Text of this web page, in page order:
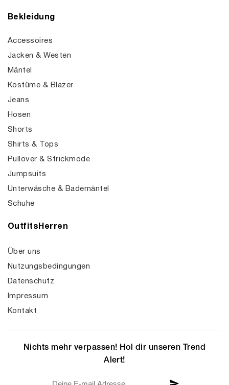
Bekleidung
Accessoires
Jacken & Westen
Mäntel
Kostüme & Blazer
Jeans
Hosen
Shorts
Shirts & Tops
Pullover & Strickmode
Jumpsuits
Unterwäsche & Bademäntel
Schuhe
OutfitsHerren
Über uns
Nutzungsbedingungen
Datenschutz
Impressum
Kontakt
Nichts mehr verpassen! Hol dir unseren Trend
Alert!